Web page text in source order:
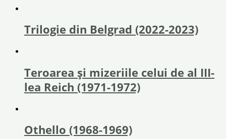
Trilogie din Belgrad (2022-2023)
Teroarea și mizeriile celui de al III-
lea Reich (1971-1972)
Othello (1968-1969)